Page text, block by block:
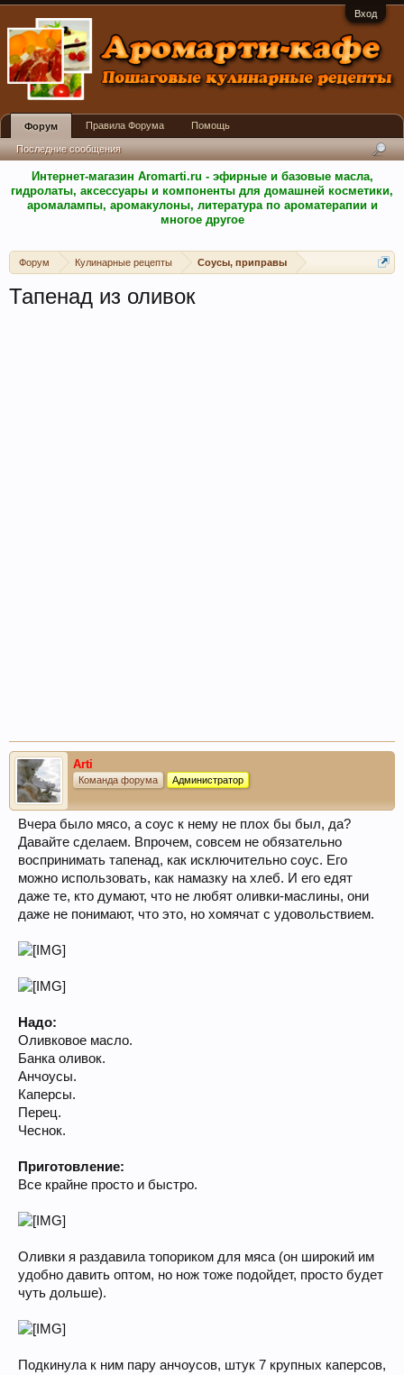
Вход
Интернет-магазин Aromarti.ru - эфирные и базовые масла,
гидролаты, аксессуары и компоненты для домашней косметики,
аромалампы, аромакулоны, литература по ароматерапии и
многое другое
Форум Кулинарные рецепты Соусы, приправы
Тапенад из оливок
Arti
Команда форума Администратор
Вчера было мясо, а соус к нему не плох бы был, да?
Давайте сделаем. Впрочем, совсем не обязательно
воспринимать тапенад, как исключительно соус. Его
можно использовать, как намазку на хлеб. И его едят
даже те, кто думают, что не любят оливки-маслины, они
даже не понимают, что это, но хомячат с удовольствием.
Надо:
Оливковое масло.
Банка оливок.
Анчоусы.
Каперсы.
Перец.
Чеснок.
Приготовление:
Все крайне просто и быстро.
Оливки я раздавила топориком для мяса (он широкий им
удобно давить оптом, но нож тоже подойдет, просто будет
чуть дольше).
Подкинула к ним пару анчоусов, штук 7 крупных каперсов,
Форум
Последние сообщения
Правила Форума Помощь